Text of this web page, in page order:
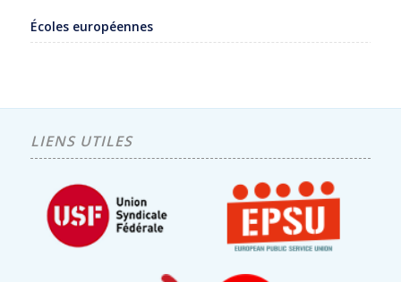
Écoles européennes
LIENS UTILES